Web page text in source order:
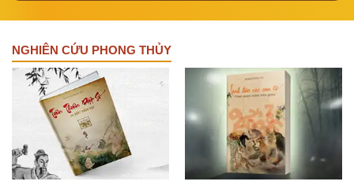
NGHIÊN CỨU PHONG THỦY